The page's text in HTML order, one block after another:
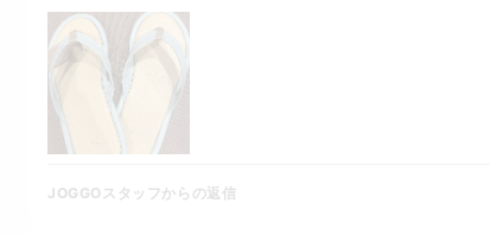
JOGGOスタッフからの返信